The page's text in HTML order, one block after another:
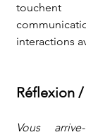
interactions
Réflexion
Vous